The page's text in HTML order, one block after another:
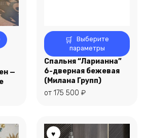
—
Выберите
параметры
Этот
товар
имеет
несколько
вариаций.
на
странице
Спальня “Ларианна”
6-дверная бежевая
(Милана Групп)
от 175 500 ₽